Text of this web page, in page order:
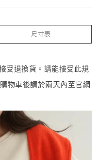
尺寸表
受退換貨。請能接受此規
物車後請於兩天內至官網